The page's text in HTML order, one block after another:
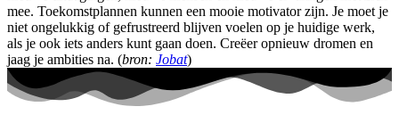
mee. Toekomstplannen kunnen een mooie motivator zijn. Je moet je
niet ongelukkig of gefrustreerd blijven voelen op je huidige werk,
als je ook iets anders kunt gaan doen. Creëer opnieuw dromen en
jaag je ambities na. (bron: Jobat)